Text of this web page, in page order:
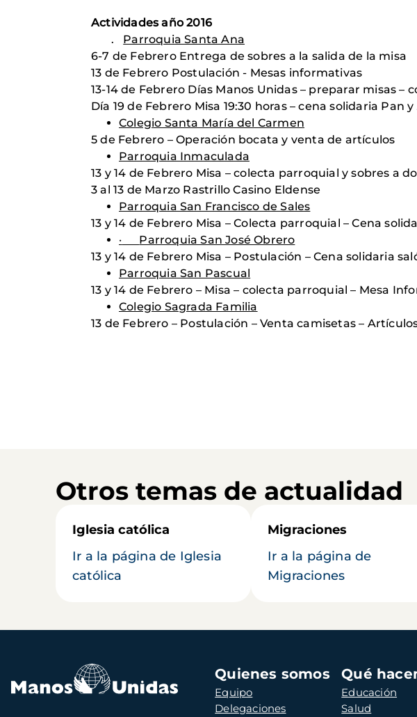
Actividades año 2016
. Parroquia Santa Ana
6-7 de Febrero Entrega de sobres a la salida de la misa
13 de Febrero Postulación - Mesas informativas
13-14 de Febrero Días Manos Unidas – preparar misas
Día 19 de Febrero Misa 19:30 horas – cena solidaria Pan
Colegio Santa María del Carmen
5 de Febrero – Operación bocata y venta de artículos
Parroquia Inmaculada
13 y 14 de Febrero Misa – colecta parroquial y sobres a
3 al 13 de Marzo Rastrillo Casino Eldense
Parroquia San Francisco de Sales
13 y 14 de Febrero Misa – Colecta parroquial – Cena
·
Parroquia San José Obrero
13 y 14 de Febrero Misa – Postulación – Cena solidaria
Parroquia San Pascual
13 y 14 de Febrero – Misa – colecta parroquial – Mesa
Colegio Sagrada Familia
13 de Febrero – Postulación – Venta camisetas –
Otros temas de actualidad
Iglesia católica
Ir a la página de Iglesia
católica
Migraciones
Ir a la página de
Migraciones
Navegación
principal
Quienes somos
Equipo
Delegaciones
Qué
Educación
Salud